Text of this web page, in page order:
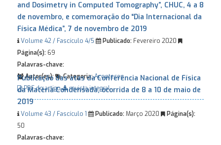
and Dosimetry in Computed Tomography”, CHUC, 4 a 8
de novembro, e comemoração do “Dia Internacional da
Física Médica”, 7 de novembro de 2019
Volume 42 / Fascículo 4/5 Publicado: Fevereiro 2020
Página(s): 69
Palavras-chave:
Autor(es):
Categoria:Aconteceu
PDF do artigo
revista integral
Publicação das atas da Conferência Nacional de Física
da Matéria Condensada, ocorrida de 8 a 10 de maio de
2019
Volume 43 / Fascículo 1 Publicado:Março 2020
Página(s):
50
Palavras-chave: